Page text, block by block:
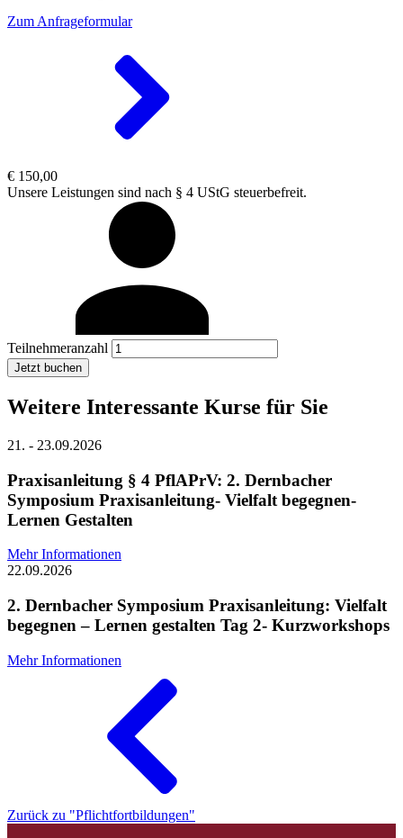
Zum Anfrageformular
€ 150,00
Unsere Leistungen sind nach § 4 UStG steuerbefreit.
Teilnehmeranzahl
Jetzt buchen
Weitere Interessante Kurse für Sie
21. - 23.09.2026
Praxisanleitung § 4 PflAPrV: 2. Dernbacher
Symposium Praxisanleitung- Vielfalt begegnen-
Lernen Gestalten
Mehr Informationen
22.09.2026
2. Dernbacher Symposium Praxisanleitung: Vielfalt
begegnen – Lernen gestalten Tag 2- Kurzworkshops
Mehr Informationen
Zurück zu "Pflichtfortbildungen"